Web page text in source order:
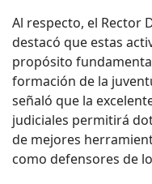
Al respecto, el Rector
destacó que estas
propósito
formación de la
señaló que la
judiciales permitirá
de mejores
como defensores de